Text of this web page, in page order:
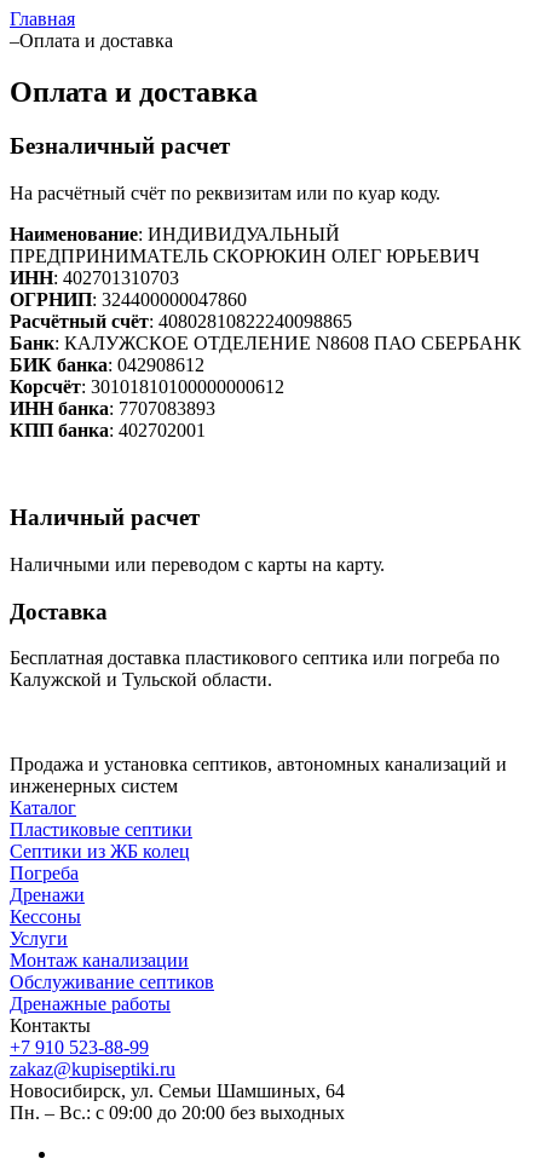
Главная
–Оплата и доставка
Оплата и доставка
Безналичный расчет
На расчётный счёт по реквизитам или по куар коду.
Наименование: ИНДИВИДУАЛЬНЫЙ
ПРЕДПРИНИМАТЕЛЬ СКОРЮКИН ОЛЕГ ЮРЬЕВИЧ
ИНН: 402701310703
ОГРНИП: 324400000047860
Расчётный счёт: 40802810822240098865
Банк: КАЛУЖСКОЕ ОТДЕЛЕНИЕ N8608 ПАО СБЕРБАНК
БИК банка: 042908612
Корсчёт: 30101810100000000612
ИНН банка: 7707083893
КПП банка: 402702001
Наличный расчет
Наличными или переводом с карты на карту.
Доставка
Бесплатная доставка пластикового септика или погреба по
Калужской и Тульской области.
Продажа и установка септиков, автономных канализаций и
инженерных систем
Каталог
Пластиковые септики
Септики из ЖБ колец
Погреба
Дренажи
Кессоны
Услуги
Монтаж канализации
Обслуживание септиков
Дренажные работы
Контакты
+7 910 523-88-99
zakaz@kupiseptiki.ru
Новосибирск, ул. Семьи Шамшиных, 64
Пн. – Вс.: с 09:00 до 20:00 без выходных